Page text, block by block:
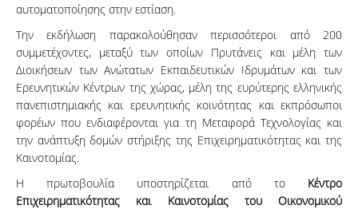
αυτοματοποίησης στην εστίαση.
Την εκδήλωση παρακολούθησαν περισσότεροι από 200
συμμετέχοντες, μεταξύ των οποίων Πρυτάνεις και μέλη των
Διοικήσεων των Ανώτατων Εκπαιδευτικών Ιδρυμάτων και των
Ερευνητικών Κέντρων της χώρας, μέλη της ευρύτερης ελληνικής
πανεπιστημιακής και ερευνητικής κοινότητας και εκπρόσωποι
φορέων που ενδιαφέρονται για τη Μεταφορά Τεχνολογίας και
την ανάπτυξη δομών στήριξης της Επιχειρηματικότητας και της
Καινοτομίας.
H πρωτοβουλία υποστηρίζεται από το Κέντρο
Επιχειρηματικότητας και Καινοτομίας του Οικονομικού